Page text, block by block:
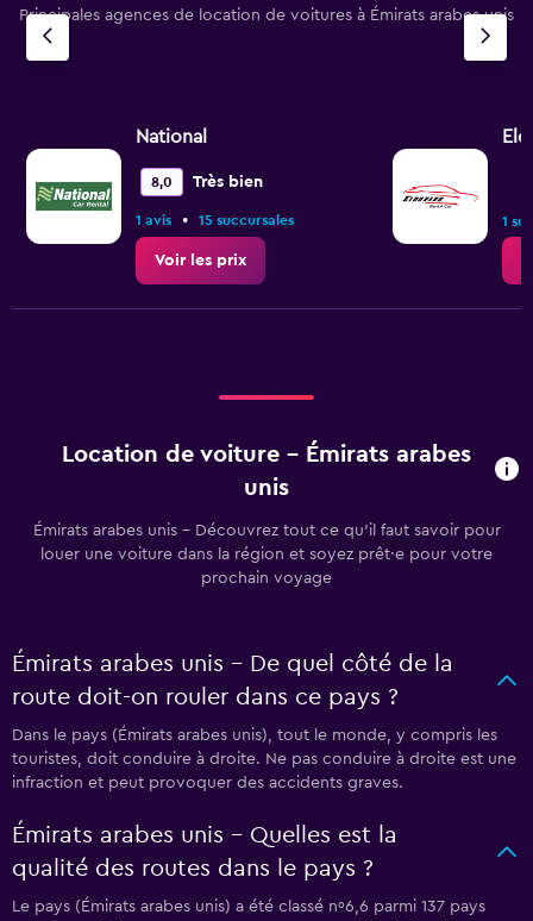
Principales agences de location de voitures à Émirats arabes unis
National
8,0 Très bien
1 avis • 15 succursales
Voir les prix
1
Location de voiture - Émirats arabes
unis
Émirats arabes unis - Découvrez tout ce qu’il faut savoir pour
louer une voiture dans la région et soyez prêt·e pour votre
prochain voyage
Émirats arabes unis - De quel côté de la
route doit-on rouler dans ce pays ?
Dans le pays (Émirats arabes unis), tout le monde, y compris les
touristes, doit conduire à droite. Ne pas conduire à droite est une
infraction et peut provoquer des accidents graves.
Émirats arabes unis - Quelles est la
qualité des routes dans le pays ?
Le pays (Émirats arabes unis) a été classé nº6,6 parmi 137 pays